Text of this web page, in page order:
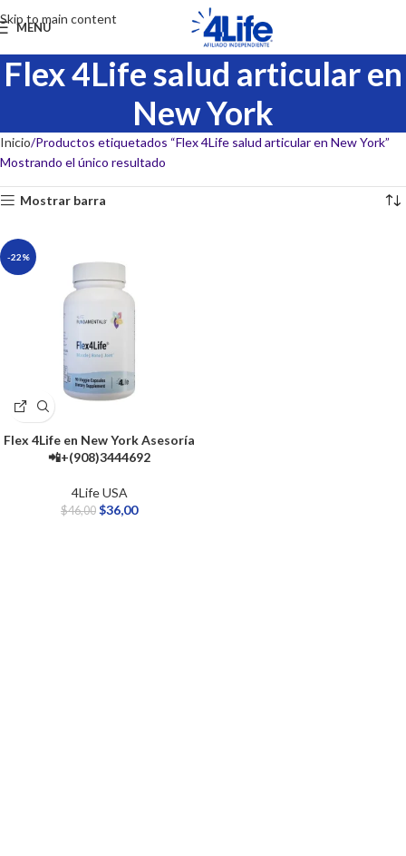
Skip to main content
MENU
Flex 4Life salud articular en
New York
Inicio Productos etiquetados “Flex 4Life salud articular en New York”
Mostrando el único resultado
Mostrar barra
-22%
Flex 4Life en New York Asesoría
📲+(908)3444692
4Life USA
$46,00 $36,00